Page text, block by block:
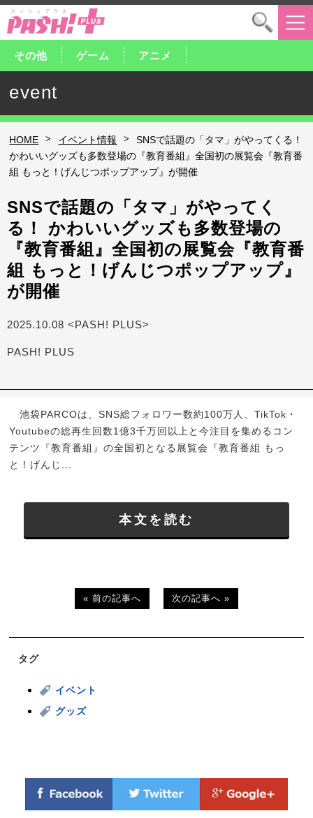
その他 ゲーム アニメ
event
HOME > イベント情報 >
SNSで話題の「タマ」がやってくる！
かわいいグッズも多数登場の『教育番組』全国初の展覧会『教育番
組 もっと！げんじつポップアップ』が開催
SNSで話題の「タマ」がやってく
る！ かわいいグッズも多数登場の
『教育番組』全国初の展覧会『教育番
組 もっと！げんじつポップアップ』
が開催
2025.10.08 <PASH! PLUS>
PASH! PLUS
池袋PARCOは、SNS総フォロワー数約100万人、TikTok・
Youtubeの総再生回数1億3千万回以上と今注目を集めるコン
テンツ『教育番組』の全国初となる展覧会『教育番組 もっ
と！げんじ...
本文を読む
« 前の記事へ 次の記事へ »
タグ
イベント
グッズ